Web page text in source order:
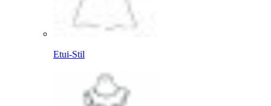
Etui-Stil